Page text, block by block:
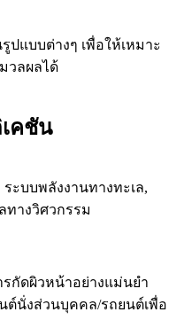
ปแบบต่างๆ เพื่อให้เหมาะ
วลผลได้
คชัน
ะบบพลังงานทางทะเล,
ทางวิศวกรรม
รกัดผิวหน้าอย่างแม่นยำ
ต์นั่งส่วนบุคคล/รถยนต์เพื่อ